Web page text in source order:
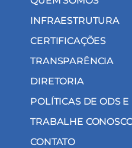
INFRAESTRUTURA
CERTIFICAÇÕES
TRANSPARÊNCIA
DIRETORIA
POLÍTICAS DE ODS E
TRABALHE
CONTATO